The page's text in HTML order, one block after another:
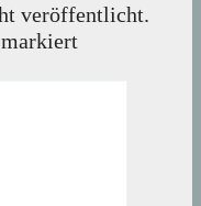
veröffentlicht.
markiert